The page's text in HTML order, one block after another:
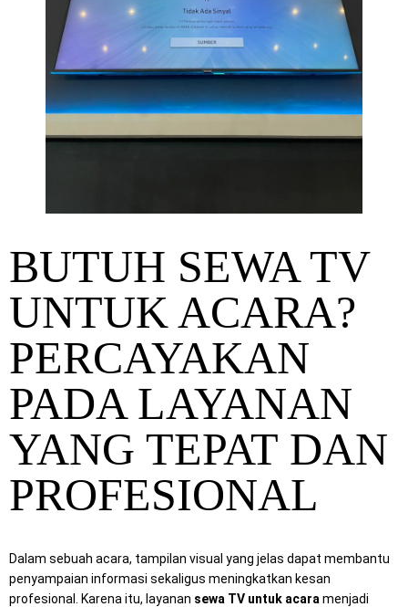
BUTUH SEWA TV
UNTUK ACARA?
PERCAYAKAN
PADA LAYANAN
YANG TEPAT DAN
PROFESIONAL
Dalam sebuah acara, tampilan visual yang jelas dapat membantu
penyampaian informasi sekaligus meningkatkan kesan
profesional. Karena itu, layanan sewa TV untuk acara menjadi